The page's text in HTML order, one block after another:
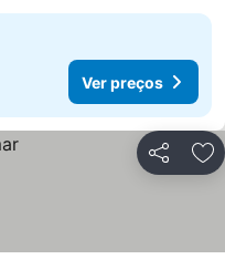
Ver preços
Partilhar